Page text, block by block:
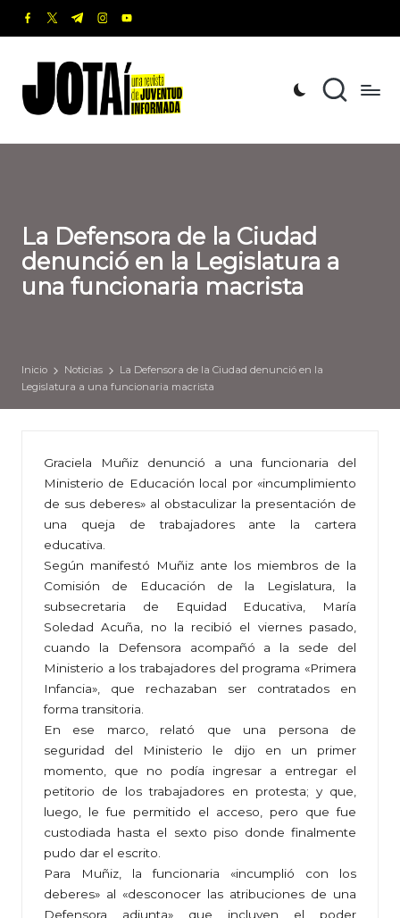
Saltar
contenido
facebook.com
twitter.com
t.me instagram.com
youtube.com
o
t
revista
de
Informada
La Defensora de la Ciudad
denunció en la Legislatura a
una funcionaria macrista
Inicio Noticias
La Defensora de la Ciudad denunció en la
Legislatura a una funcionaria macrista
Graciela Muñiz denunció a una funcionaria del
Ministerio de Educación local por «incumplimiento
de sus deberes» al obstaculizar la presentación de
una queja de trabajadores ante la cartera
educativa.
Según manifestó Muñiz ante los miembros de la
Comisión de Educación de la Legislatura, la
subsecretaria de Equidad Educativa, María
Soledad Acuña, no la recibió el viernes pasado,
cuando la Defensora acompañó a la sede del
Ministerio a los trabajadores del programa «Primera
Infancia», que rechazaban ser contratados en
forma transitoria.
En ese marco, relató que una persona de
seguridad del Ministerio le dijo en un primer
momento, que no podía ingresar a entregar el
petitorio de los trabajadores en protesta; y que,
luego, le fue permitido el acceso, pero que fue
custodiada hasta el sexto piso donde finalmente
pudo dar el escrito.
Para Muñiz, la funcionaria «incumplió con los
deberes» al «desconocer las atribuciones de una
Defensora adjunta» que incluyen el poder